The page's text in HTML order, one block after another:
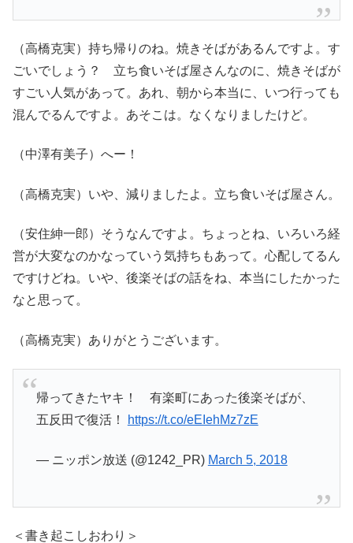
（高橋克実）持ち帰りのね。焼きそばがあるんですよ。す
ごいでしょう？ 立ち食いそば屋さんなのに、焼きそばが
すごい人気があって。あれ、朝から本当に、いつ行っても
混んでるんですよ。あそこは。なくなりましたけど。
（中澤有美子）へー！
（高橋克実）いや、減りましたよ。立ち食いそば屋さん。
（安住紳一郎）そうなんですよ。ちょっとね、いろいろ経
営が大変なのかなっていう気持ちもあって。心配してるん
ですけどね。いや、後楽そばの話をね、本当にしたかった
なと思って。
（高橋克実）ありがとうございます。
帰ってきたヤキ！ 有楽町にあった後楽そばが、
五反田で復活！
https://t.co/eEIehMz7zE
— ニッポン放送 (@1242_PR) March 5, 2018
＜書き起こしおわり＞